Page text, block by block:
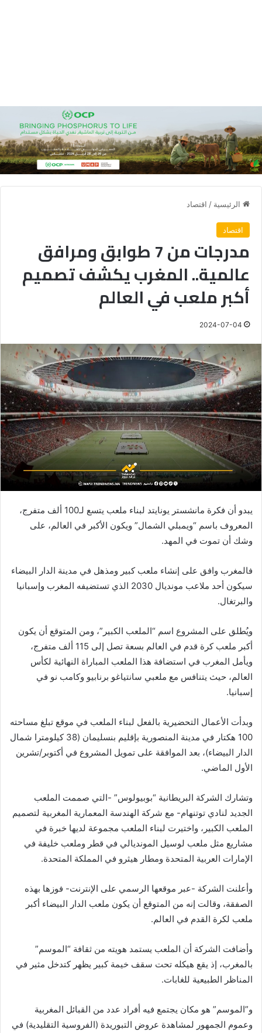
الرئيسية / اقتصاد
اقتصاد
مدرجات من 7 طوابق ومرافق
عالمية.. المغرب يكشف تصميم
أكبر ملعب في العالم
2024-07-04
يبدو أن فكرة مانشستر يونايتد لبناء ملعب يتسع لـ100 ألف متفرج،
المعروف باسم “ويمبلي الشمال” ويكون الأكبر في العالم، على
وشك أن تموت في المهد.
فالمغرب وافق على إنشاء ملعب كبير ومذهل في مدينة الدار البيضاء
سيكون أحد ملاعب مونديال 2030 الذي تستضيفه المغرب وإسبانيا
والبرتغال.
ويُطلق على المشروع اسم “الملعب الكبير”، ومن المتوقع أن يكون
أكبر ملعب كرة قدم في العالم بسعة تصل إلى 115 ألف متفرج،
ويأمل المغرب في استضافة هذا الملعب المباراة النهائية لكأس
العالم، حيث يتنافس مع ملعبي سانتياغو برنابيو وكامب نو في
إسبانيا.
وبدأت الأعمال التحضيرية بالفعل لبناء الملعب في موقع تبلغ مساحته
100 هكتار في مدينة المنصورية بإقليم بنسليمان (38 كيلومترا شمال
الدار البيضاء)، بعد الموافقة على تمويل المشروع في أكتوبر/تشرين
الأول الماضي.
وتشارك الشركة البريطانية “بوبيولوس” -التي صممت الملعب
الجديد لنادي توتنهام- مع شركة الهندسة المعمارية المغربية لتصميم
الملعب الكبير، واختيرت لبناء الملعب مجموعة لديها خبرة في
مشاريع مثل ملعب لوسيل المونديالي في قطر وملعب خليفة في
الإمارات العربية المتحدة ومطار هيثرو في المملكة المتحدة.
وأعلنت الشركة -عبر موقعها الرسمي على الإنترنت- فوزها بهذه
الصفقة، وقالت إنه من المتوقع أن يكون ملعب الدار البيضاء أكبر
ملعب لكرة القدم في العالم.
وأضافت الشركة أن الملعب يستمد هويته من ثقافة “الموسم”
بالمغرب، إذ يقع هيكله تحت سقف خيمة كبير يظهر كتدخل مثير في
المناظر الطبيعية للغابات.
و”الموسم” هو مكان يجتمع فيه أفراد عدد من القبائل المغربية
وعموم الجمهور لمشاهدة عروض التبوريدة (الفروسية التقليدية) في